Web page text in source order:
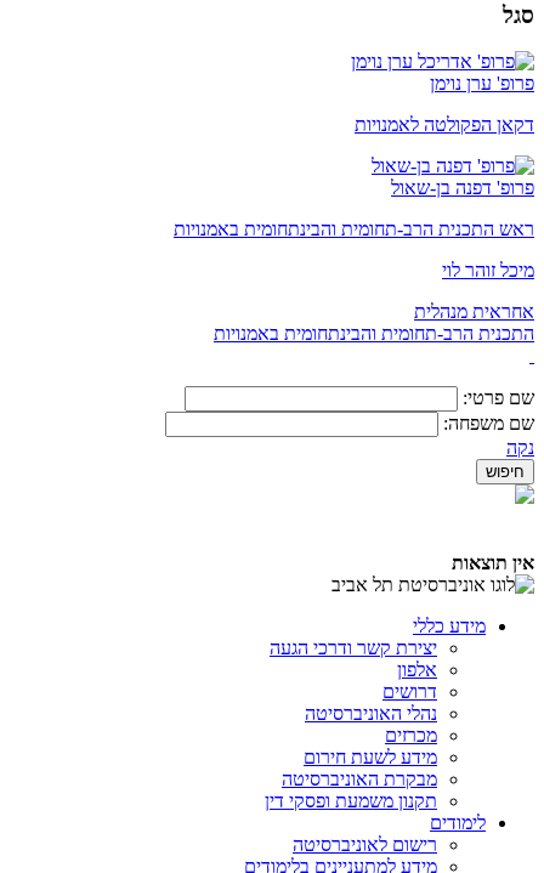
סגל
פרופ' ערן נוימן
דקאן הפקולטה לאמנויות
פרופ' דפנה בן-שאול
ראש התכנית הרב-תחומית והבינתחומית באמנויות
מיכל זוהר לוי
אחראית מנהלית
התכנית הרב-תחומית והבינתחומית באמנויות
שם פרטי:
שם משפחה:
נקה
אין תוצאות
מידע כללי
יצירת קשר ודרכי הגעה
אלפון
דרושים
נהלי האוניברסיטה
מכרזים
מידע לשעת חירום
מבקרת האוניברסיטה
תקנון משמעת ופסקי דין
לימודים
רישום לאוניברסיטה
מידע למתעניינים בלימודים